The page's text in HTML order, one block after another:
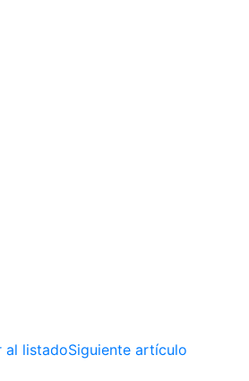
al listadoSiguiente artículo